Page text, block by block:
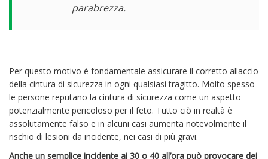
parabrezza.
Per questo motivo è fondamentale assicurare il corretto allaccio
della cintura di sicurezza in ogni qualsiasi tragitto. Molto spesso
le persone reputano la cintura di sicurezza come un aspetto
potenzialmente pericoloso per il feto. Tutto ciò in realtà è
assolutamente falso e in alcuni casi aumenta notevolmente il
rischio di lesioni da incidente, nei casi di più gravi.
Anche un semplice incidente ai 30 o 40 all’ora può provocare dei